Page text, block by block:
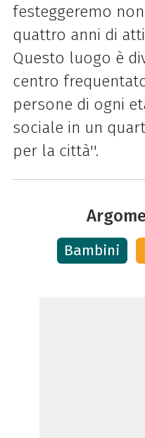
festeggeremo
quattro anni di
Questo luogo è
centro
persone di ogni
sociale in un
per la città''.
Bambini